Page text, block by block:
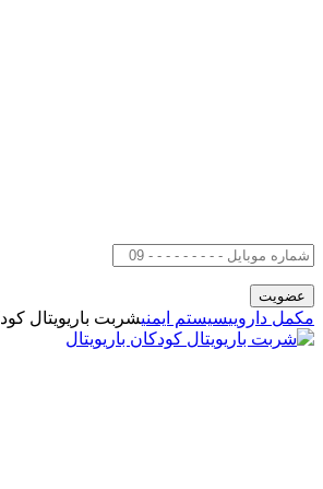
مکمل داروییسیستم ایمنیشربت باریویتال